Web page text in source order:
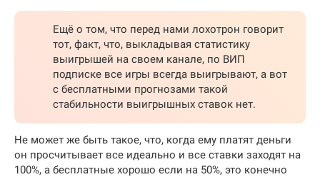
Ещё о том, что перед нами лохотрон говорит
тот, факт, что, выкладывая статистику
выигрышей на своем канале, по ВИП
подписке все игры всегда выигрывают, а вот
с бесплатными прогнозами такой
стабильности выигрышных ставок нет.
Не может же быть такое, что, когда ему платят деньги
он просчитывает все идеально и все ставки заходят на
100%, а бесплатные хорошо если на 50%, это конечно